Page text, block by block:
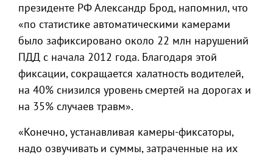
президенте РФ Александр Брод, напомнил, что
«по статистике автоматическими камерами
было зафиксировано около 22 млн нарушений
ПДД с начала 2012 года. Благодаря этой
фиксации, сокращается халатность водителей,
на 40% снизился уровень смертей на дорогах и
на 35% случаев травм».
«Конечно, устанавливая камеры-фиксаторы,
надо озвучивать и суммы, затраченные на их